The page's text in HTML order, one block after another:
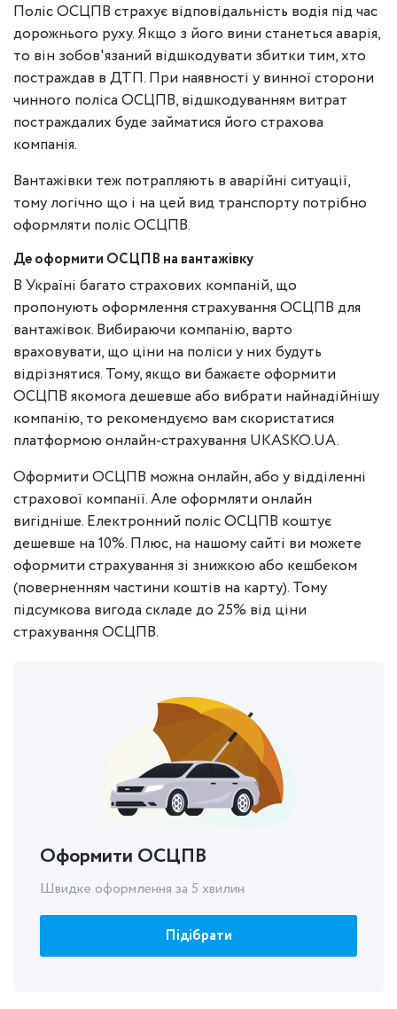
Поліс ОСЦПВ страхує відповідальність водія під час
дорожнього руху. Якщо з його вини станеться аварія,
то він зобов'язаний відшкодувати збитки тим, хто
постраждав в ДТП. При наявності у винної сторони
чинного поліса ОСЦПВ, відшкодуванням витрат
постраждалих буде займатися його страхова
компанія.
Вантажівки теж потрапляють в аварійні ситуації,
тому логічно що і на цей вид транспорту потрібно
оформляти поліс ОСЦПВ.
Де оформити ОСЦПВ на вантажівку
В Україні багато страхових компаній, що
пропонують оформлення страхування ОСЦПВ для
вантажівок. Вибираючи компанію, варто
враховувати, що ціни на поліси у них будуть
відрізнятися. Тому, якщо ви бажаєте оформити
ОСЦПВ якомога дешевше або вибрати найнадійнішу
компанію, то рекомендуємо вам скористатися
платформою онлайн-страхування UKASKO.UA.
Оформити ОСЦПВ можна онлайн, або у відділенні
страхової компанії. Але оформляти онлайн
вигідніше. Електронний поліс ОСЦПВ коштує
дешевше на 10%. Плюс, на нашому сайті ви можете
оформити страхування зі знижкою або кешбеком
(поверненням частини коштів на карту). Тому
підсумкова вигода складе до 25% від ціни
страхування ОСЦПВ.
Оформити ОСЦПВ
Швидке оформлення за 5 хвилин
Підібрати